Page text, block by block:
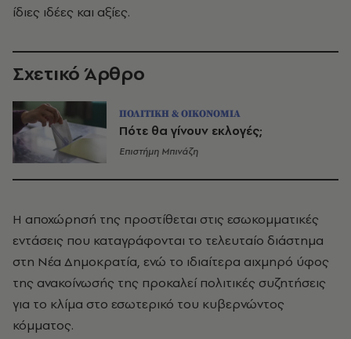
ίδιες ιδέες και αξίες.
Σχετικό Άρθρο
ΠΟΛΙΤΙΚΗ & ΟΙΚΟΝΟΜΙΑ
Πότε θα γίνουν εκλογές;
Επιστήμη Μπινάζη
Η αποχώρησή της προστίθεται στις εσωκομματικές
εντάσεις που καταγράφονται το τελευταίο διάστημα
στη Νέα Δημοκρατία, ενώ το ιδιαίτερα αιχμηρό ύφος
της ανακοίνωσής της προκαλεί πολιτικές συζητήσεις
για το κλίμα στο εσωτερικό του κυβερνώντος
κόμματος.